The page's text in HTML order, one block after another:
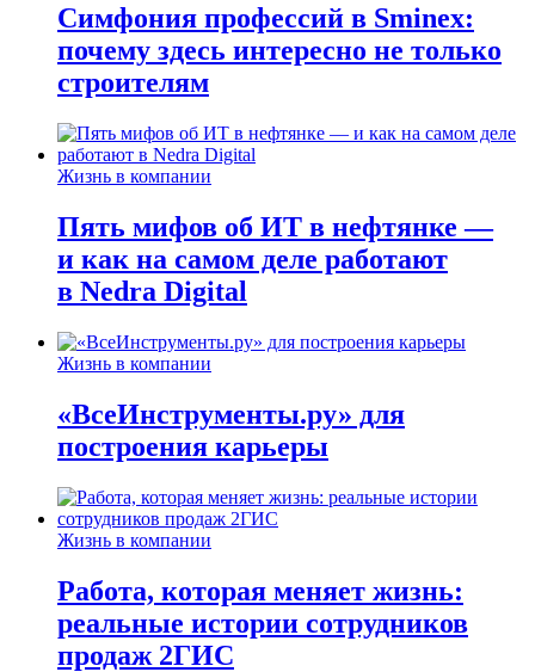
Симфония профессий в Sminex:
почему здесь интересно не только
строителям
Жизнь в компании
Пять мифов об ИТ в нефтянке —
и как на самом деле работают
в Nedra Digital
Жизнь в компании
«ВсеИнструменты.ру» для
построения карьеры
Жизнь в компании
Работа, которая меняет жизнь:
реальные истории сотрудников
продаж 2ГИС